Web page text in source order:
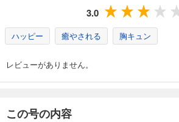
週プレ 2026年4月27日号No.17
あらすじを表示する
570
3.0
ハッピー 癒やされる 胸キュン
レビューがありません。
この号の内容